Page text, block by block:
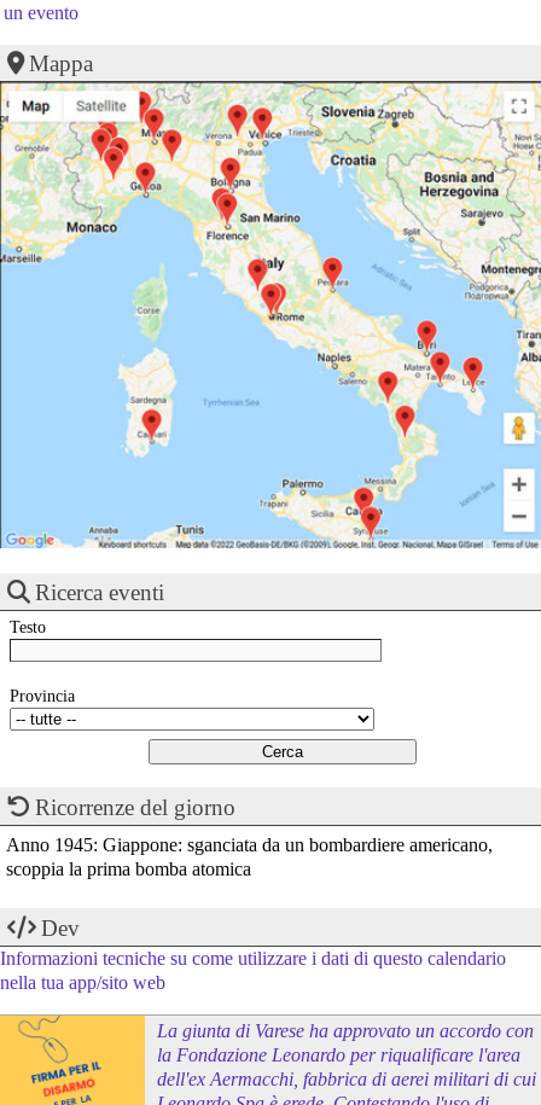
un evento
Mappa
Ricerca eventi
Testo
Provincia
Ricorrenze del giorno
Anno 1945: Giappone: sganciata da un bombardiere americano,
scoppia la prima bomba atomica
Dev
Informazioni tecniche su come utilizzare i dati di questo calendario
nella tua app/sito web
La giunta di Varese ha approvato un accordo con
la Fondazione Leonardo per riqualificare l'area
dell'ex Aermacchi, fabbrica di aerei militari di cui